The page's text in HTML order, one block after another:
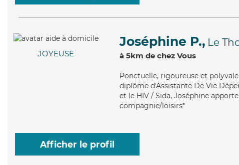
JOYEUSE
Joséphine P., Le
à 5km de chez Vous
Ponctuelle, rigoureuse et
diplôme d'Assistante De Vie
et le HIV / Sida, Joséphine
compagnie/loisirs*
Afficher le profil